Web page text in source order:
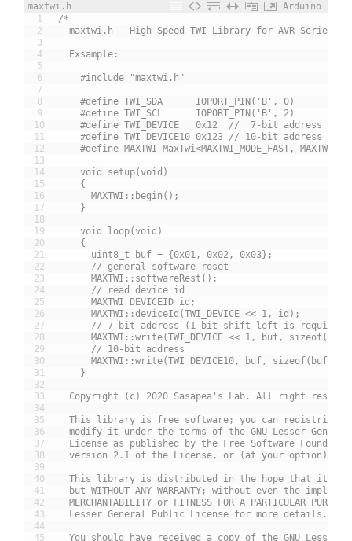
maxtwi.h
Arduino
1
2
3
4
5
6
7
8
9
10
11
12
13
14
15
16
17
18
19
20
21
22
23
24
25
26
27
28
29
30
31
32
33
34
35
36
37
38
39
40
41
42
43
44
45
/*
maxtwi.h - High Speed TWI Library for AVR Series
Exsample:
#include "maxtwi.h"
#define TWI_SDA      IOPORT_PIN('B', 0)
#define TWI_SCL      IOPORT_PIN('B', 2)
#define TWI_DEVICE   0x12  //  7-bit address
#define TWI_DEVICE10 0x123 // 10-bit address
#define MAXTWI MaxTwi<MAXTWI_MODE_FAST,
void setup(void)
{
MAXTWI::begin();
}
void loop(void)
{
uint8_t buf = {0x01, 0x02, 0x03};
// general software reset
MAXTWI::softwareRest();
// read device id
MAXTWI_DEVICEID id;
MAXTWI::deviceId(TWI_DEVICE << 1, id);
// 7-bit address (1 bit shift left is required)
MAXTWI::write(TWI_DEVICE << 1, buf,
// 10-bit address
MAXTWI::write(TWI_DEVICE10, buf, sizeof(buf));
}
Copyright (c) 2020 Sasapea's Lab. All right
This library is free software; you can
modify it under the terms of the GNU Lesser
License as published by the Free Software
version 2.1 of the License, or (at your option)
This library is distributed in the hope that it
but WITHOUT ANY WARRANTY; without even the
MERCHANTABILITY or FITNESS FOR A PARTICULAR
Lesser General Public License for more details.
You should have received a copy of the GNU Lesser